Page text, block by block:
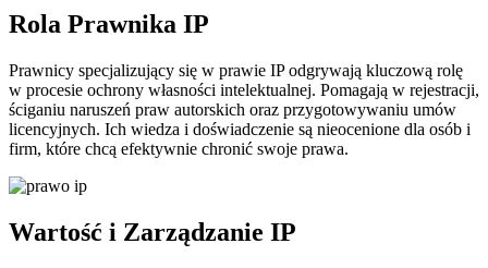
Rola Prawnika IP
Prawnicy specjalizujący się w prawie IP odgrywają kluczową rolę
w procesie ochrony własności intelektualnej. Pomagają w rejestracji,
ściganiu naruszeń praw autorskich oraz przygotowywaniu umów
licencyjnych. Ich wiedza i doświadczenie są nieocenione dla osób i
firm, które chcą efektywnie chronić swoje prawa.
Wartość i Zarządzanie IP